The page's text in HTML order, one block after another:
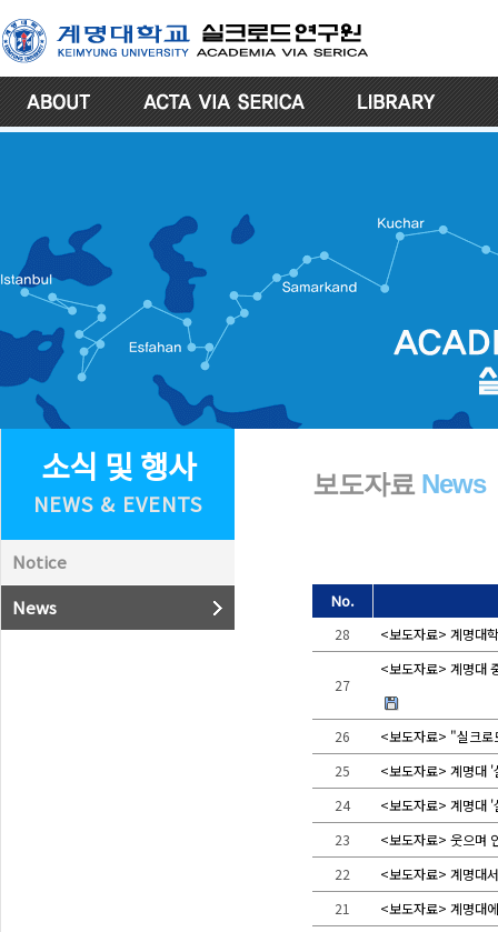
소식 및 행사
NEWS & EVENTS
Notice
News
보도자료 News
No.
28 <보도자료> 계명대
27
<보도자료> 계명대
26
<보도자료> "실크로
25
<보도자료> 계명대 '
24
<보도자료> 계명대 '
23
<보도자료> 웃으며
22
<보도자료> 계명대
21
<보도자료> 계명대